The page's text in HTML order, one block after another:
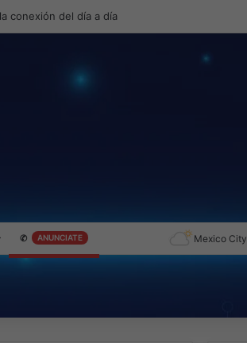
la experiencia Duo
✆ ANUNCIATE Mexico City